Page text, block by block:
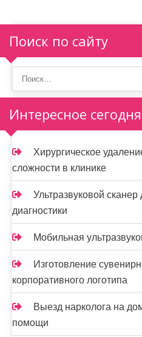
Поиск по сайту
Интересное сегодня
Хирургическое
сложности в клинике
Ультразвуковой сканер
диагностики
Мобильная
Изготовление
корпоративного логотипа
Выезд нарколога на
помощи